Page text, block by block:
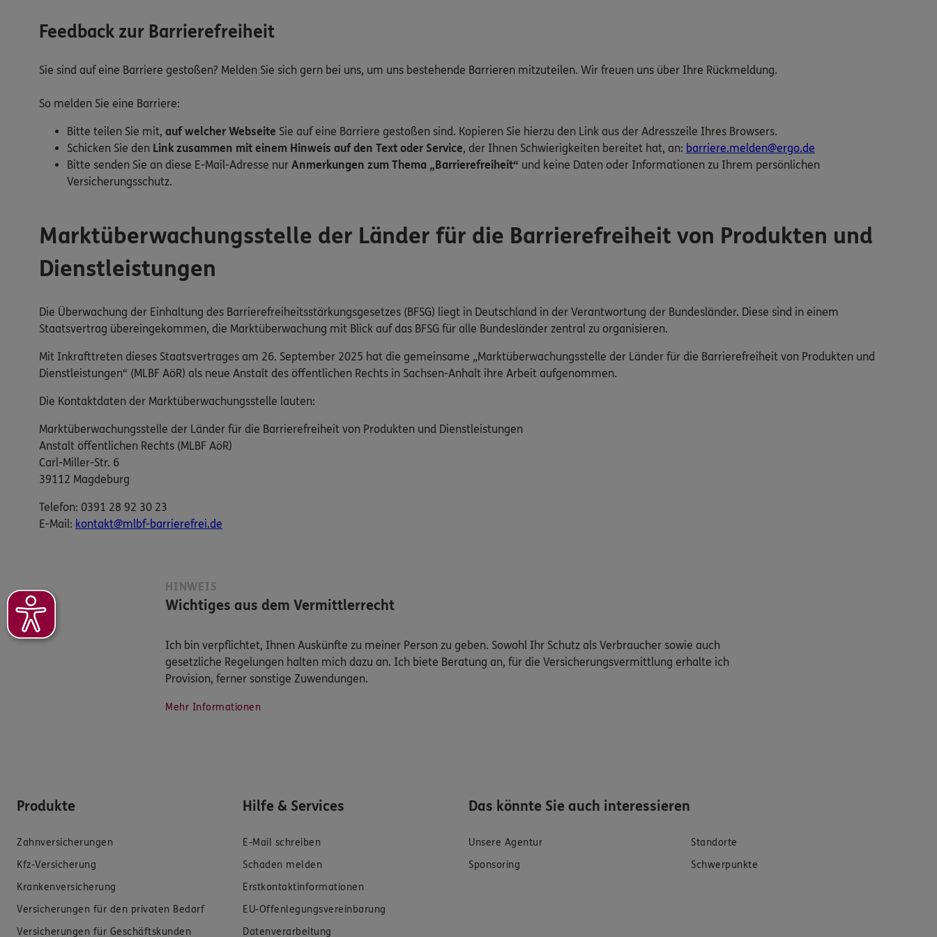
Feedback zur Barrierefreiheit
Sie sind auf eine Barriere gestoßen? Melden Sie sich gern bei uns, um uns bestehende Barrieren mitzuteilen. Wir freuen uns über Ihre Rückmeldung.
So melden Sie eine Barriere:
Bitte teilen Sie mit, auf welcher Webseite Sie auf eine Barriere gestoßen sind. Kopieren Sie hierzu den Link aus der Adresszeile Ihres Browsers.
Schicken Sie den Link zusammen mit einem Hinweis auf den Text oder Service, der Ihnen Schwierigkeiten bereitet hat, an: barriere.melden@ergo.de
Bitte senden Sie an diese E-Mail-Adresse nur Anmerkungen zum Thema „Barrierefreiheit“ und keine Daten oder Informationen zu Ihrem persönlichen
Versicherungsschutz.
Marktüberwachungsstelle der Länder für die Barrierefreiheit von Produkten und
Dienstleistungen
Die Überwachung der Einhaltung des Barrierefreiheitsstärkungsgesetzes (BFSG) liegt in Deutschland in der Verantwortung der Bundesländer. Diese sind in einem
Staatsvertrag übereingekommen, die Marktüberwachung mit Blick auf das BFSG für alle Bundesländer zentral zu organisieren.
Mit Inkrafttreten dieses Staatsvertrages am 26. September 2025 hat die gemeinsame „Marktüberwachungsstelle der Länder für die Barrierefreiheit von Produkten und
Dienstleistungen“ (MLBF AöR) als neue Anstalt des öffentlichen Rechts in Sachsen-Anhalt ihre Arbeit aufgenommen.
Die Kontaktdaten der Marktüberwachungsstelle lauten:
Marktüberwachungsstelle der Länder für die Barrierefreiheit von Produkten und Dienstleistungen
Anstalt öffentlichen Rechts (MLBF AöR)
Carl-Miller-Str. 6
39112 Magdeburg
Telefon: 0391 28 92 30 23
E-​Mail: kontakt@mlbf-barrierefrei.de
HINWEIS
Wichtiges aus dem Vermittlerrecht
Ich bin verpflichtet, Ihnen Auskünfte zu meiner Person zu geben. Sowohl Ihr Schutz als Verbraucher sowie auch
gesetzliche Regelungen halten mich dazu an. Ich biete Beratung an, für die Versicherungsvermittlung erhalte ich
Provision, ferner sonstige Zuwendungen.
Mehr Informationen
Produkte
Zahnversicherungen
Kfz-Versicherung
Krankenversicherung
Versicherungen für den privaten Bedarf
Versicherungen für Geschäftskunden
Hilfe & Services
E-Mail schreiben
Schaden melden
Erstkontaktinformationen
EU-Offenlegungsvereinbarung
Datenverarbeitung
Das könnte Sie auch interessieren
Unsere Agentur
Standorte
Sponsoring
Schwerpunkte